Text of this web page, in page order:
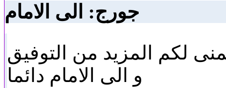
جورج: الى الامام
لكم المزيد من التوفيق
و الى الامام دائما